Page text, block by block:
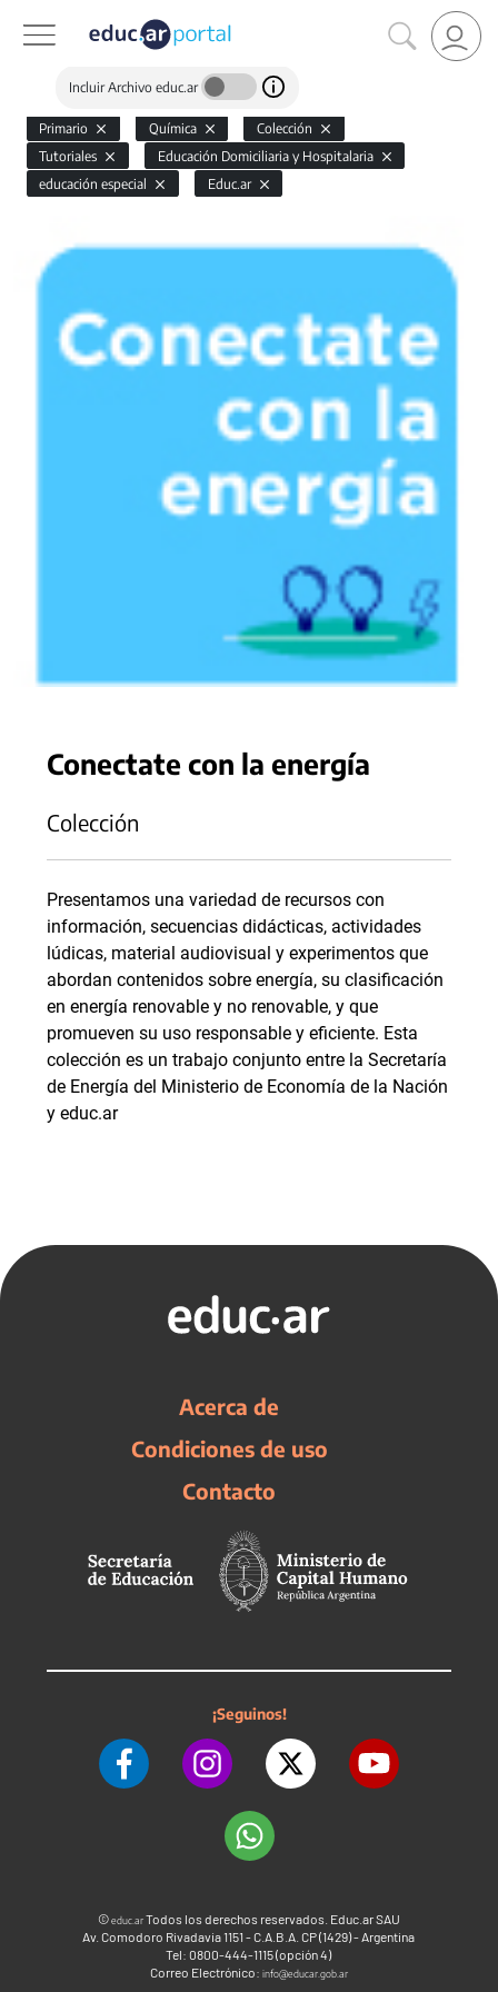
Incluir Archivo educ.ar
Primario Química
Colección
Tutoriales
Educación Domiciliaria y Hospitalaria
educación especial
Educ.ar
Conectate con la energía
Colección
Presentamos una variedad de recursos con
información, secuencias didácticas, actividades
lúdicas, material audiovisual y experimentos que
abordan contenidos sobre energía, su clasificación
en energía renovable y no renovable, y que
promueven su uso responsable y eficiente. Esta
colección es un trabajo conjunto entre la Secretaría
de Energía del Ministerio de Economía de la Nación
y educ.ar
Acerca de
Condiciones de uso
Contacto
¡Seguinos!
©educ.arTodos los derechos reservados. Educ.ar SAU
Av. Comodoro Rivadavia 1151 - C.A.B.A. CP (1429) - Argentina
Tel: 0800-444-1115 (opción 4)
Correo Electrónico: info@educar.gob.ar